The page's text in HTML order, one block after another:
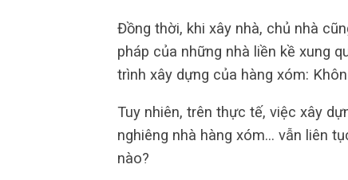
Đồng thời, khi xây nhà, chủ nhà
pháp của những nhà liền kề xung
trình xây dựng của hàng xóm:
Tuy nhiên, trên thực tế, việc xây
nghiêng nhà hàng xóm… vẫn liên
nào?